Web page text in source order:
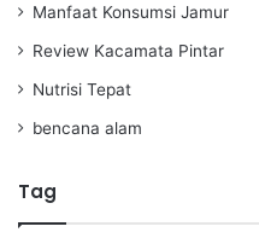
Manfaat Konsumsi Jamur
Review Kacamata Pintar
Nutrisi Tepat
bencana alam
Tag